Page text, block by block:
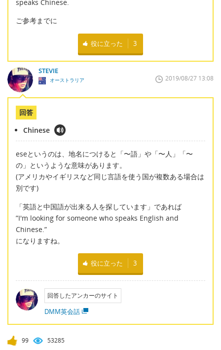
speaks Chinese.
ご参考までに
役に立った 3
STEVIE
オーストラリア 2019/08/27 13:08
回答
Chinese
eseというのは、地名につけると「〜語」や「〜人」「〜
の」というような意味があります。
(アメリカやイギリスなど同じ言語を使う国が複数ある場合は
別です)
「英語と中国語が出来る人を探しています」であれば
”I'm looking for someone who speaks English and
Chinese.”
になりますね。
役に立った 3
回答したアンカーのサイト
DMM英会話
99 53285